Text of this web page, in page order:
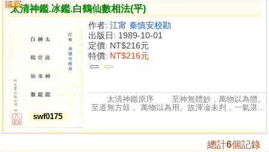
太清神鑑.冰鑑.白鶴仙數相法(平)
swf0175
作者: 江甯 秦慎安校勘
出版日: 1989-10-01
定價: NT$216元
特價: NT$216元
購買
比較
太清神鑑原序 至神無體妙，萬物以為體。
至道無方鼓， 萬物以為用。故渾淪未判，一氣湛...
總計6個記錄